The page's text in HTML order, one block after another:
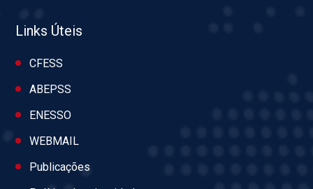
Links Úteis
CFESS
ABEPSS
ENESSO
WEBMAIL
Publicações